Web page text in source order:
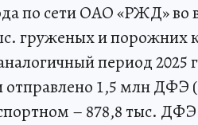
по сети ОАО «РЖД» во
груженых и
период 2025
1,5 млн ДФЭ
– 878,8 тыс. ДФЭ